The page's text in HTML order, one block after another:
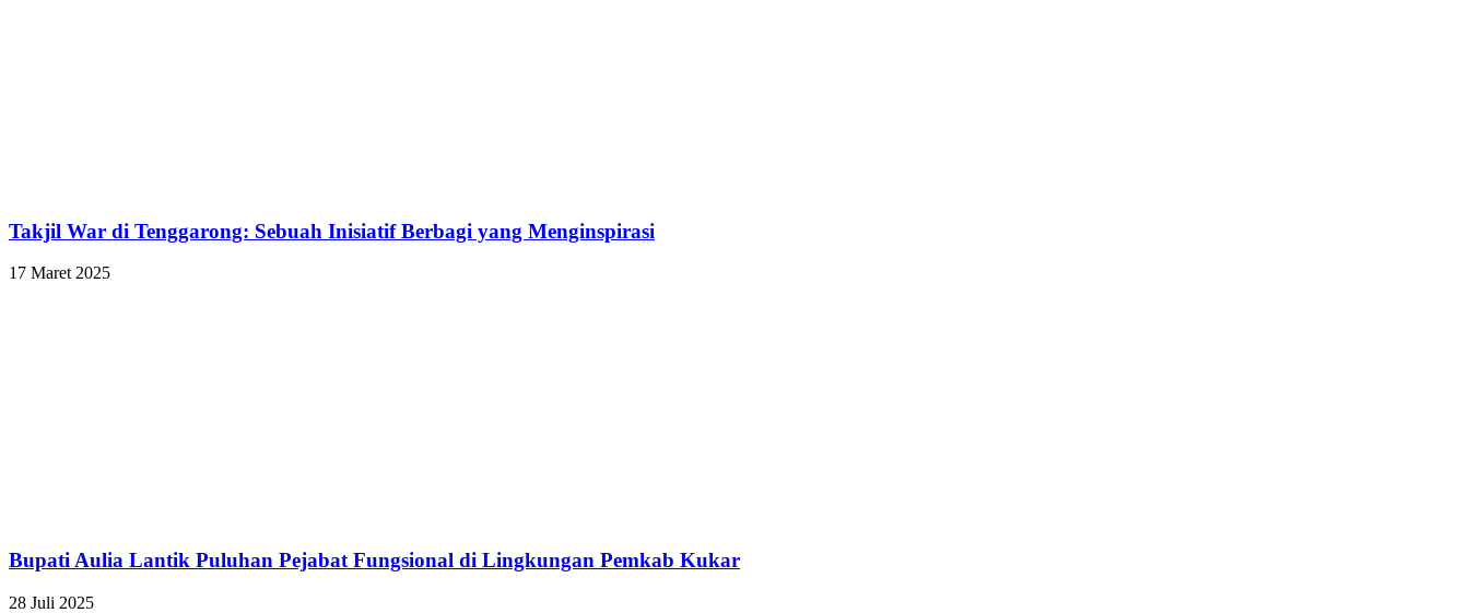
Takjil War di Tenggarong: Sebuah Inisiatif Berbagi yang Menginspirasi
17 Maret 2025
Bupati Aulia Lantik Puluhan Pejabat Fungsional di Lingkungan Pemkab Kukar
28 Juli 2025